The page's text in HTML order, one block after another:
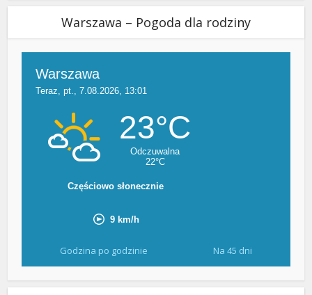
Warszawa – Pogoda dla rodziny
Godzina po godzinie Na 45 dni